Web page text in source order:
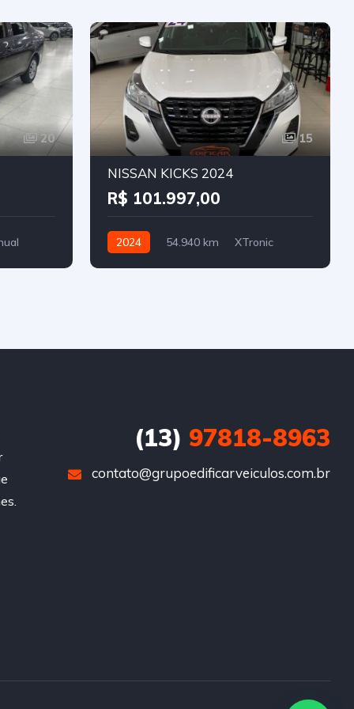
20 15
NISSAN KICKS 2024
R$ 101.997,00
2024 54.940 km
XTronic
(13) 97818-8963
contato@grupoedificarveiculos.com.br